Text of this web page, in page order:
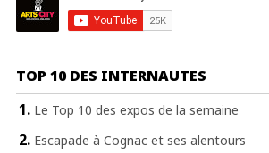
TOP 10 DES INTERNAUTES
Le Top 10 des expos de la semaine
Escapade à Cognac et ses alentours